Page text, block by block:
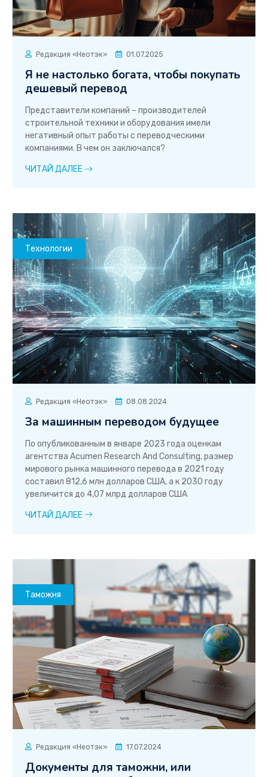
Редакция «Неотэк» 01.07.2025
Я не настолько богата, чтобы покупать
дешевый перевод
Представители компаний – производителей
строительной техники и оборудования имели
негативный опыт работы с переводческими
компаниями. В чем он заключался?
ЧИТАЙ ДАЛЕЕ
Технологии
Редакция «Неотэк» 08.08.2024
За машинным переводом будущее
По опубликованным в январе 2023 года оценкам
агентства Acumen Research And Consulting, размер
мирового рынка машинного перевода в 2021 году
составил 812,6 млн долларов США, а к 2030 году
увеличится до 4,07 млрд долларов США
ЧИТАЙ ДАЛЕЕ
Таможня
Редакция «Неотэк» 17.07.2024
Документы для таможни, или